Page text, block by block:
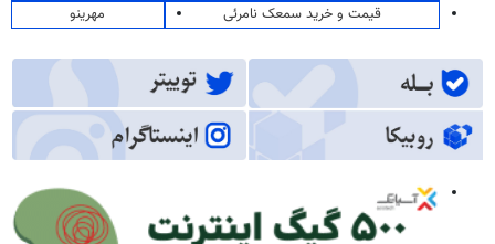
قیمت و خرید سمعک نامرئی
مهرینو